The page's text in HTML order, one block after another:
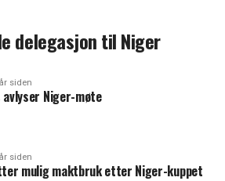
delegasjon til Niger
siden
avlyser Niger-møte
siden
mulig maktbruk etter Niger-kuppet